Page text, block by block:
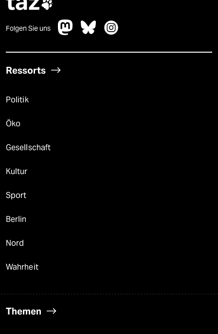

Folgen Sie uns
Ressorts
Politik
Öko
Gesellschaft
Kultur
Sport
Berlin
Nord
Wahrheit
Themen